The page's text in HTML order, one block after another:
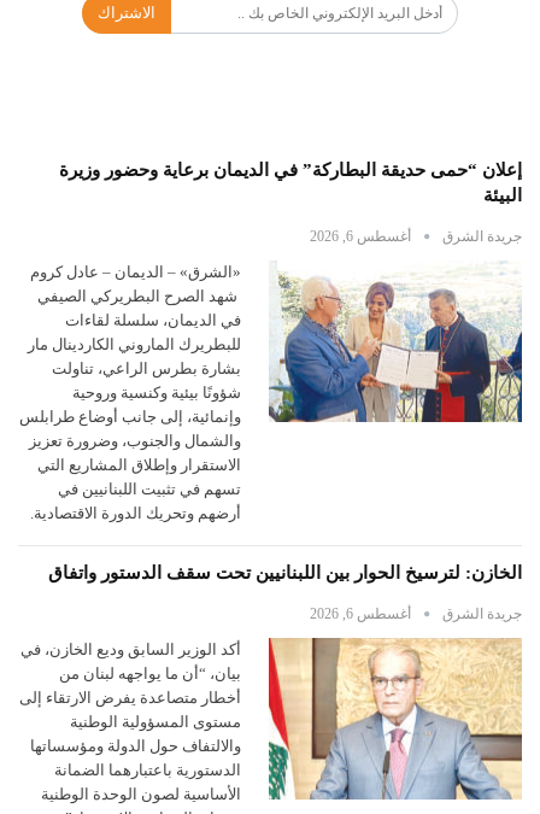
الاشتراك
إعلان “حمى حديقة البطاركة” في الديمان برعاية وحضور وزيرة
البيئة
جريدة الشرق أغسطس 6, 2026
«الشرق» – الديمان – عادل كروم
شهد الصرح البطريركي الصيفي
في الديمان، سلسلة لقاءات
للبطريرك الماروني الكاردينال مار
بشارة بطرس الراعي، تناولت
شؤونًا بيئية وكنسية وروحية
وإنمائية، إلى جانب أوضاع طرابلس
والشمال والجنوب، وضرورة تعزيز
الاستقرار وإطلاق المشاريع التي
تسهم في تثبيت اللبنانيين في
أرضهم وتحريك الدورة الاقتصادية.
الخازن: لترسيخ الحوار بين اللبنانيين تحت سقف الدستور واتفاق
جريدة الشرق أغسطس 6, 2026
أكد الوزير السابق وديع الخازن، في
بيان، “أن ما يواجهه لبنان من
أخطار متصاعدة يفرض الارتقاء إلى
مستوى المسؤولية الوطنية
والالتفاف حول الدولة ومؤسساتها
الدستورية باعتبارهما الضمانة
الأساسية لصون الوحدة الوطنية